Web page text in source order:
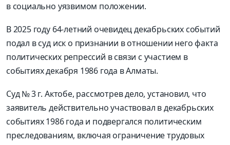
в социально уязвимом положении.
В 2025 году 64-летний очевидец декабрьских событий
подал в суд иск о признании в отношении него факта
политических репрессий в связи с участием в
событиях декабря 1986 года в Алматы.
Суд № 3 г. Актобе, рассмотрев дело, установил, что
заявитель действительно участвовал в декабрьских
событиях 1986 года и подвергался политическим
преследованиям, включая ограничение трудовых